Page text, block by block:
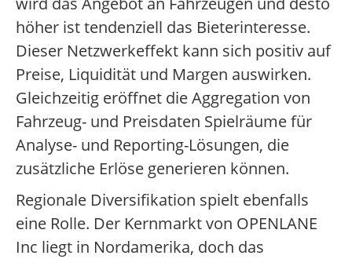
höher ist tendenziell das Bieterinteresse.
Dieser Netzwerkeffekt kann sich positiv auf
Preise, Liquidität und Margen auswirken.
Gleichzeitig eröffnet die Aggregation von
Fahrzeug- und Preisdaten Spielräume für
Analyse- und Reporting-Lösungen, die
zusätzliche Erlöse generieren können.
Regionale Diversifikation spielt ebenfalls
eine Rolle. Der Kernmarkt von OPENLANE
Inc liegt in Nordamerika, doch das